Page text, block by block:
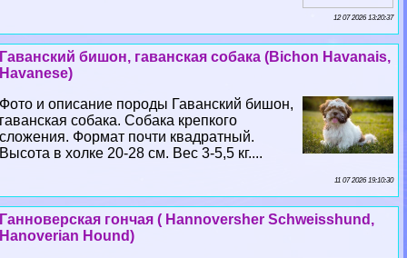
12 07 2026 13:20:37
Гаванский бишон, гаванская собака (Bichon Havanais,
Havanese)
Фото и описание породы Гаванский бишон,
гаванская собака. Собака крепкого
сложения. Формат почти квадратный.
Высота в холке 20-28 см. Вес 3-5,5 кг....
11 07 2026 19:10:30
Ганноверская гончая ( Hannoversher Schweisshund,
Hanoverian Hound)